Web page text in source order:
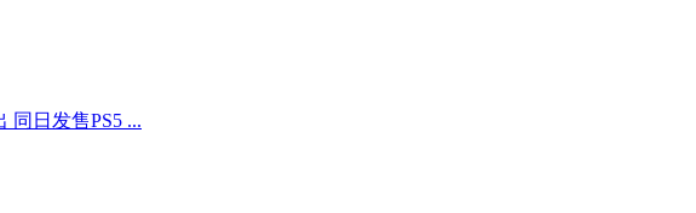
同日发售PS5 ...